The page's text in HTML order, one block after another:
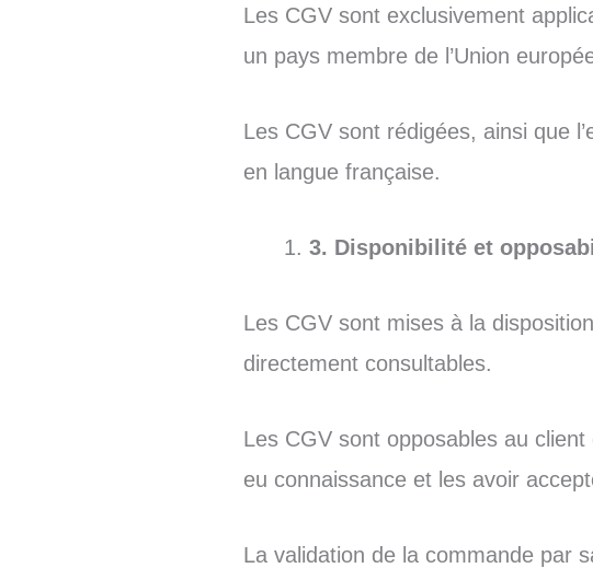
Les CGV sont exclusivement
un pays membre de l’Union
Les CGV sont rédigées, ainsi que
en langue française.
3. Disponibilité et
Les CGV sont mises à la
directement consultables.
Les CGV sont opposables au
eu connaissance et les avoir
La validation de la commande par